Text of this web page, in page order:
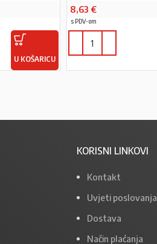
U KOŠARICU
8,63 €
s PDV-om
KORISNI LINKOVI
Kontakt
Uvjeti poslovanja
Dostava
Način plaćanja